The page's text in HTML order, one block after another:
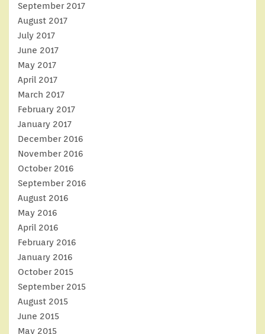
September 2017
August 2017
July 2017
June 2017
May 2017
April 2017
March 2017
February 2017
January 2017
December 2016
November 2016
October 2016
September 2016
August 2016
May 2016
April 2016
February 2016
January 2016
October 2015
September 2015
August 2015
June 2015
May 2015